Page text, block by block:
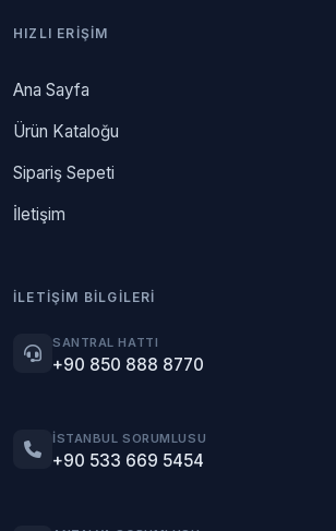
HIZLI ERIŞIM
Ana Sayfa
Ürün Kataloğu
Sipariş Sepeti
İletişim
İLETIŞIM BILGILERI
SANTRAL HATTI
+90 850 888 8770
İSTANBUL SORUMLUSU
+90 533 669 5454